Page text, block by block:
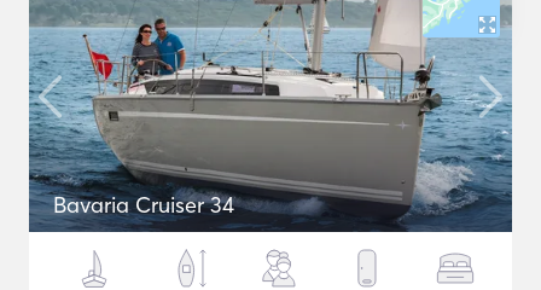
Bavaria Cruiser 34